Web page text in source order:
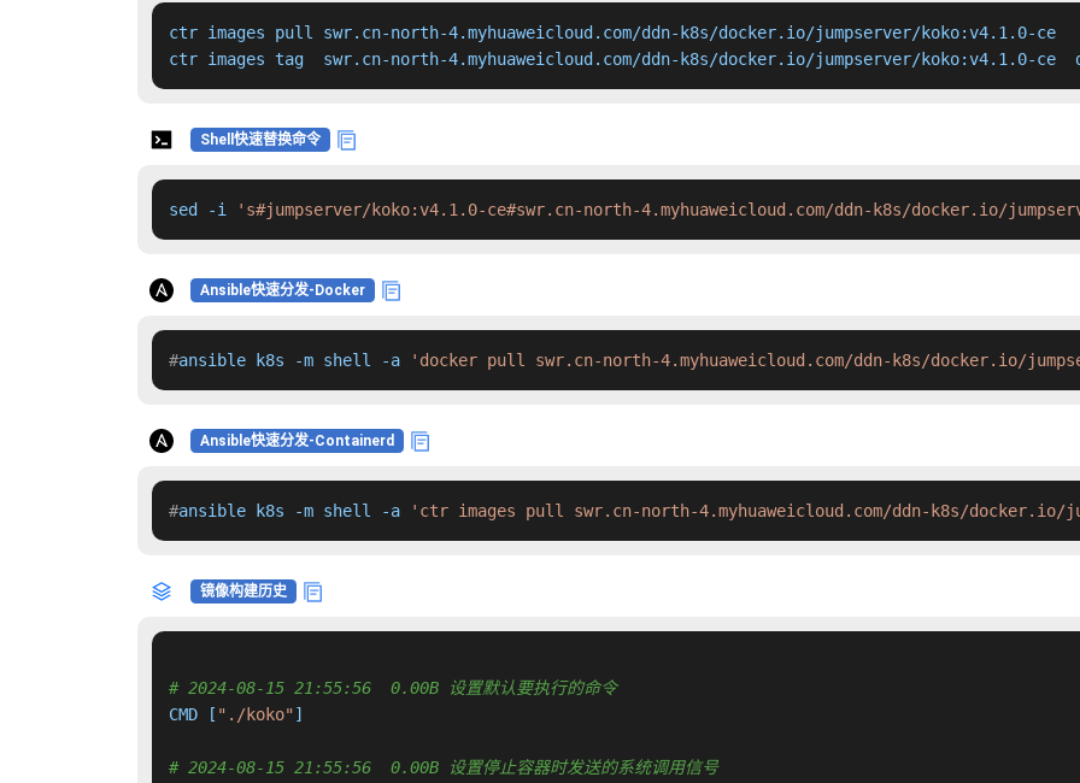
ctr images pull swr.cn-north-4.myhuaweicloud.com/ddn-k8s/docker.io/jumpserver/koko:v4.1.0-ce
ctr images tag  swr.cn-north-4.myhuaweicloud.com/ddn-k8s/docker.io/jumpserver/koko:v4.1.0-ce
Shell快速替换命令
sed -i 's#jumpserver/koko:v4.1.0-ce#swr.cn-north-4.myhuaweicloud.com/ddn-k8s/docker.io/
Ansible快速分发-Docker
#ansible k8s -m shell -a 'docker pull swr.cn-north-4.myhuaweicloud.com/ddn-k8s/docker.io/
Ansible快速分发-Containerd
#ansible k8s -m shell -a 'ctr images pull swr.cn-north-4.myhuaweicloud.com/ddn-k8s/
镜像构建历史
# 2024-08-15 21:55:56  0.00B 设置默认要执行的命令
CMD [ "./koko" ]
# 2024-08-15 21:55:56  0.00B 设置停止容器时发送的系统调用信号